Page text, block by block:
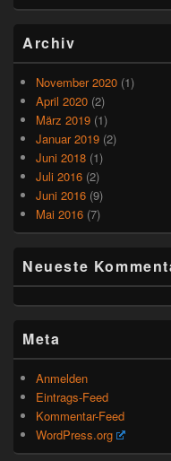
Archiv
November 2020 (1)
April 2020 (2)
März 2019 (1)
Januar 2019 (2)
Juni 2018 (1)
Juli 2016 (2)
Juni 2016 (9)
Mai 2016 (7)
Neueste
Meta
Anmelden
Eintrags-Feed
Kommentar-Feed
WordPress.org